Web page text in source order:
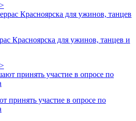
Красноярска для ужинов, танцев и
принять участие в опросе по